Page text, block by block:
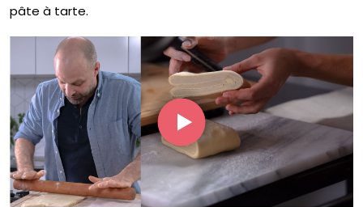
pâte à tarte.